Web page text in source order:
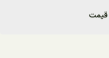
قیمت